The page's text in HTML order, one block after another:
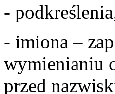
-
- imiona –
wymienianiu
przed